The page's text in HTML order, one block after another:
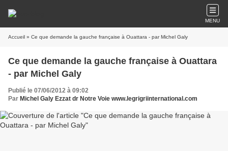
MENU
Accueil » Ce que demande la gauche française à Ouattara - par Michel Galy
Ce que demande la gauche française à Ouattara
- par Michel Galy
Publié le 07/06/2012 à 09:02
Par Michel Galy Ezzat dr Notre Voie www.legrigriinternational.com